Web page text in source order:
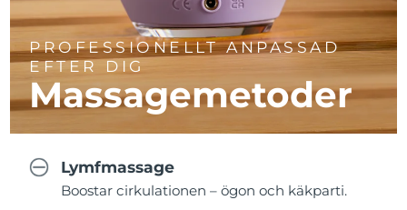
PROFESSIONELLT ANPASSAD
EFTER DIG
Massagemetoder
Lymfmassage
Boostar cirkulationen – ögon och käkparti.